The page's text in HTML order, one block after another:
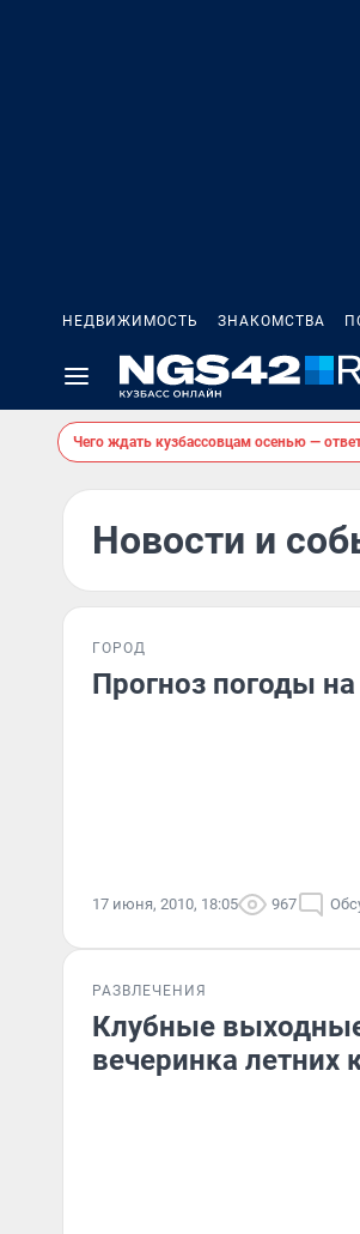
НЕДВИЖИМОСТЬ ЗНАКОМСТВА
Чего ждать кузбассовцам осенью —
Новости и
ГОРОД
Прогноз погоды
17 июня, 2010, 18:05 967
РАЗВЛЕЧЕНИЯ
Клубные
вечеринка летних